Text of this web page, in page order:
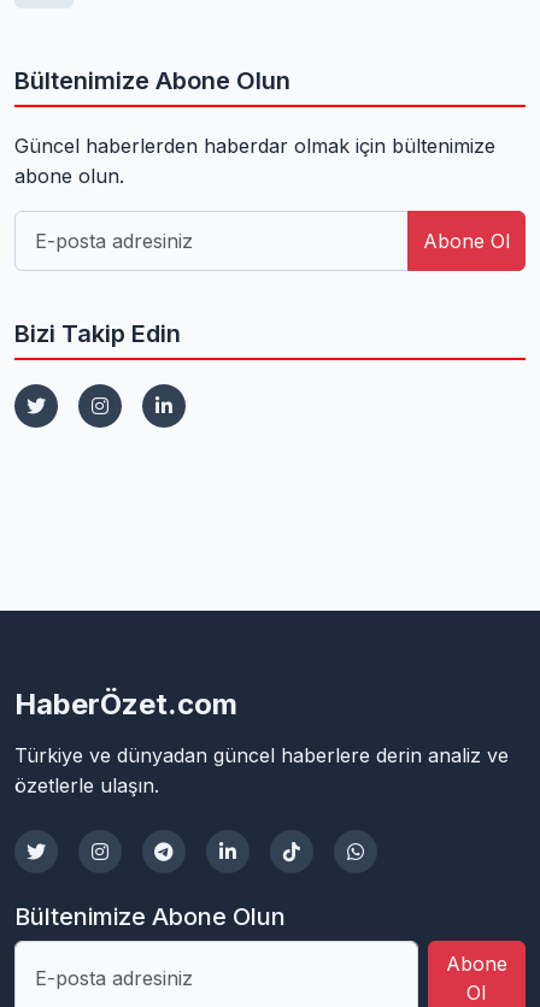
Bültenimize Abone Olun
Güncel haberlerden haberdar olmak için bültenimize
abone olun.
Abone Ol
Bizi Takip Edin
HaberÖzet.com
Türkiye ve dünyadan güncel haberlere derin analiz ve
özetlerle ulaşın.
Bültenimize Abone Olun
Abone
Ol